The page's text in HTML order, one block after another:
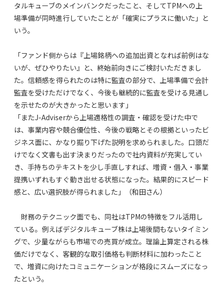
タルキューブのメインバンクだったこと、そしてTPMへの上
場準備が同時進行していたことが「確実にプラスに働いた」と
いう。
「ファンド側からは『上場銘柄への追加出資となれば前例はな
いが、ぜひやりたい』と、終始前向きにご検討いただきまし
た。信頼感を得られたのは特に監査の部分で、上場準備で会計
監査を受けただけでなく、今後も継続的に監査を受ける見通し
を示せたのが大きかったと思います」
「またJ-Adviserから上場適格性の調査・確認を受けた中で
は、事業内容や競合優位性、今後の戦略とその根拠といったビ
ジネス面に、かなり掘り下げた説明を求められました。口頭だ
けでなく文書も出す決まりだったので社内資料が充実してい
き、手持ちのテキストを少し手直しすれば、増資・借入・事業
提携いずれもすぐ動き出せる状態になった。結果的にスピード
感と、広い選択肢が得られました」（和田さん）
財務のテクニック面でも、同社はTPMの特徴をフル活用し
ている。例えばデジタルキューブ株は上場後間もないタイミン
グで、少量ながらも市場での売買が成立。理論上算定される株
価だけでなく、客観的な取引価格も判断材料に加わったこと
で、増資に向けたコミュニケーションが格段にスムーズになっ
たという。